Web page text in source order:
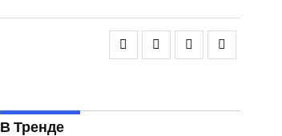
В Тренде